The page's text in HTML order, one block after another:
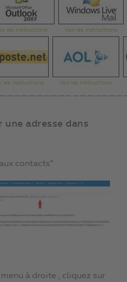
les instructions Voir les instructions
les instructions Voir les instructions
une adresse dans
contacts”
menu à droite , cliquez sur